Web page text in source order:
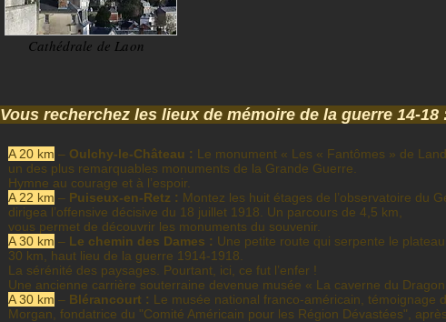
Cathédrale de Laon
Vous recherchez les lieux de mémoire de la guerre 14-18
A 20 km – Oulchy-le-Château : Le monument « Les « Fantômes » de
un des plus remarquables monuments de la Grande Guerre.
Hymne au courage et à l’espoir.
A 22 km – Puiseux-en-Retz : Montez les huit étages de l’observatoire du
dirigea l’offensive décisive du 18 juillet 1918. Un parcours de 4,5 km,
vous permet de découvrir les monuments du souvenir.
A 30 km – Le chemin des Dames : Une petite route qui serpente le
30 km, haut lieu de la guerre 1914-1918.
La sérénité des paysages. Pourtant, ici, ce fut l’enfer !
Une ancienne carrière souterraine devenue musée « La caverne du
A 30 km – Blérancourt : Le musée national franco-américain, témoignage
Morgan, fondatrice du "Comité Américain pour les Région Dévastées",